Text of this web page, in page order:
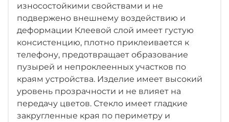
износостойкими свойствами и не
подвержено внешнему воздействию и
деформации Клеевой слой имеет густую
консистенцию, плотно приклеивается к
телефону, предотвращает образование
пузырей и непроклеенных участков по
краям устройства. Изделие имеет высокий
уровень прозрачности и не влияет на
передачу цветов. Стекло имеет гладкие
закругленные края по периметру и